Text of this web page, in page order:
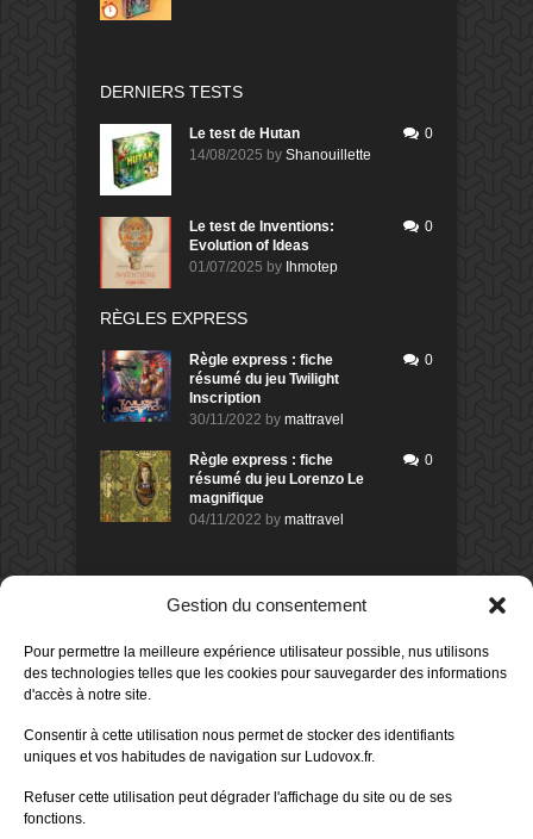
Gestion du consentement
Pour permettre la meilleure expérience utilisateur possible, nus utilisons
des technologies telles que les cookies pour sauvegarder des informations
d'accès à notre site.
Consentir à cette utilisation nous permet de stocker des identifiants
uniques et vos habitudes de navigation sur Ludovox.fr.
Refuser cette utilisation peut dégrader l'affichage du site ou de ses
fonctions.
DERNIERS TESTS
Le test de Hutan
14/08/2025 by Shanouillette
0
Le test de Inventions:
Evolution of Ideas
01/07/2025 by Ihmotep
0
RÈGLES EXPRESS
Règle express : fiche
résumé du jeu Twilight
Inscription
30/11/2022 by mattravel
0
Règle express : fiche
résumé du jeu Lorenzo Le
magnifique
04/11/2022 by mattravel
0
DERNIERS AVIS DES MEMBRES
Avis de morlockbob
Sur le jeu Collect!
il y a 1 jour
Avis demorlockbob
Sur le jeu Detective Box - Ciao
Publié leil y a 2 jours
80%